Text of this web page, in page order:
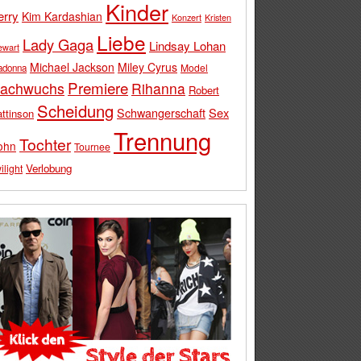
Kim Kardashian Kinder Konzert Kristen
Lady Gaga Liebe Lindsay Lohan
Michael Jackson Miley Cyrus Model
Premiere Rihanna Robert
Scheidung SchwangerschaftSex
Tochter Tournee Trennung
Verlobung